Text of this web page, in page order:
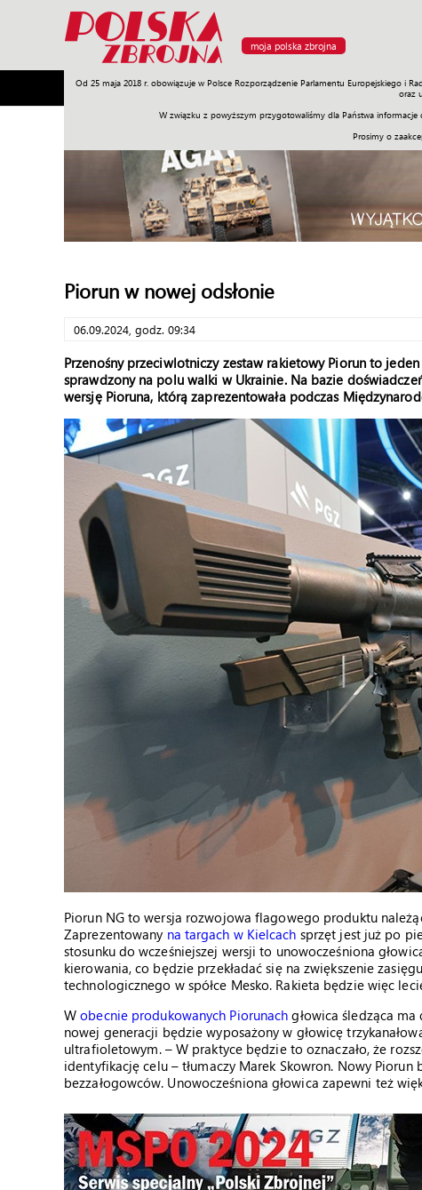
moja polska zbrojna
Od 25 maja 2018 r. obowiązuje w Polsce Rozporządzenie Parlamentu Europejskiego i
oraz
W związku z powyższym przygotowaliśmy dla Państwa
Prosimy o
Armia Poligon Sprzęt Misje Polityka Prawo
Piorun w nowej odsłonie
06.09.2024, godz. 09:34
Przenośny przeciwlotniczy zestaw rakietowy Piorun to
sprawdzony na polu walki w Ukrainie. Na bazie
wersję Pioruna, którą zaprezentowała podczas
Piorun NG to wersja rozwojowa flagowego produktu
Zaprezentowany na targach w Kielcach sprzęt jest już po
stosunku do wcześniejszej wersji to unowocześniona
kierowania, co będzie przekładać się na zwiększenie
technologicznego w spółce Mesko. Rakieta będzie więc
Wobecnie produkowanych Piorunach głowica śledząca
nowej generacji będzie wyposażony w głowicę
ultrafioletowym. – W praktyce będzie to oznaczało, że
identyfikację celu – tłumaczy Marek Skowron. Nowy
bezzałogowców. Unowocześniona głowica zapewni też